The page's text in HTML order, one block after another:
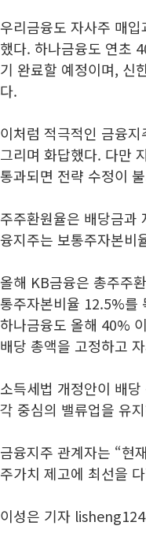
우리금융도 자사주 매
했다. 하나금융도 연초
기 완료할 예정이며, 신
다.
이처럼 적극적인 금융
그리며 화답했다. 다만
통과되면 전략 수정이
주주환원율은 배당금과
융지주는 보통주자본비
올해 KB금융은 총주주
통주자본비율 12.5%를
하나금융도 올해 40%
배당 총액을 고정하고
소득세법 개정안이 배
각 중심의 밸류업을 유
금융지주 관계자는 “현
주가치 제고에 최선을
이성은 기자